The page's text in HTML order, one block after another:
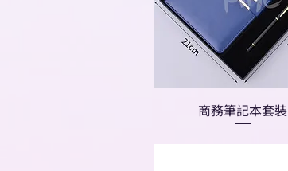
商務筆記本套裝